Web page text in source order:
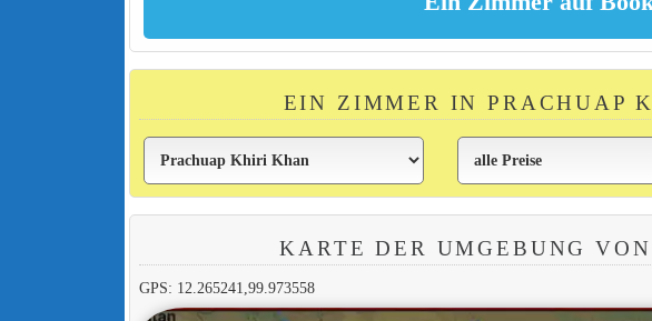
EIN ZIMMER IN PRACHUAP
KARTE DER UMGEBUNG
GPS: 12.265241,99.973558